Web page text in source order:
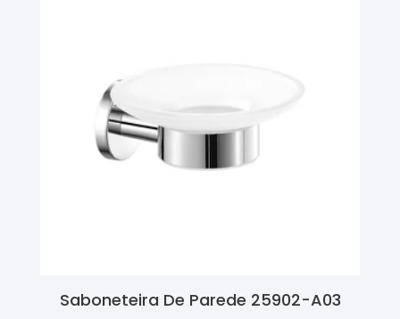
Saboneteira De Parede 25902-A03